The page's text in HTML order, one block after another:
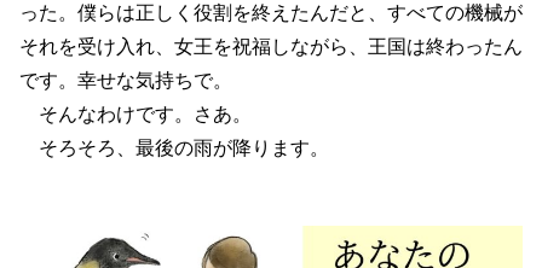
った。僕らは正しく役割を終えたんだと、すべての機械が
それを受け入れ、女王を祝福しながら、王国は終わったん
です。幸せな気持ちで。
そんなわけです。さあ。
そろそろ、最後の雨が降ります。